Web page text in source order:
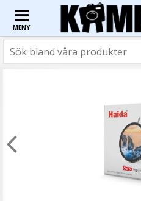
MENY